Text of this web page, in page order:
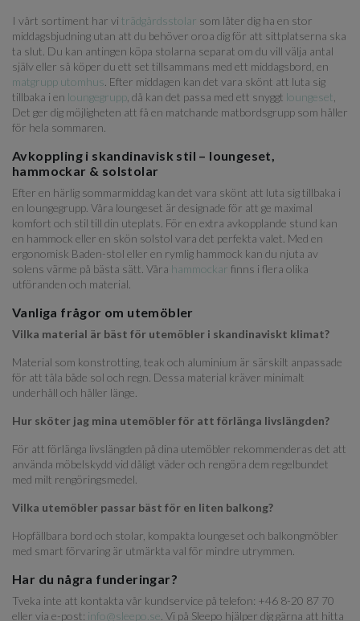
I vårt sortiment har vi trädgårdsstolar som låter dig ha en stor
middagsbjudning utan att du behöver oroa dig för att sittplatserna ska
ta slut. Du kan antingen köpa stolarna separat om du vill välja antal
själv eller så köper du ett set tillsammans med ett middagsbord, en
matgrupp utomhus . Efter middagen kan det vara skönt att luta sig
tillbaka i en loungegrupp , då kan det passa med ett snyggt loungeset
Det ger dig möjligheten att få en matchande matbordsgrupp som håller
för hela sommaren.
Avkoppling i skandinavisk stil – loungeset,
hammockar & solstolar
Efter en härlig sommarmiddag kan det vara skönt att luta sig tillbaka i
en loungegrupp. Våra loungeset är designade för att ge maximal
komfort och stil till din uteplats. För en extra avkopplande stund kan
en hammock eller en skön solstol vara det perfekta valet. Med en
ergonomisk Baden-stol eller en rymlig hammock kan du njuta av
solens värme på bästa sätt. Våra hammockar finns i flera olika
utföranden och material.
Vanliga frågor om utemöbler
Vilka material är bäst för utemöbler i skandinaviskt klimat?
Material som konstrotting, teak och aluminium är särskilt anpassade
för att tåla både sol och regn. Dessa material kräver minimalt
underhåll och håller länge.
Hur sköter jag mina utemöbler för att förlänga livslängden?
För att förlänga livslängden på dina utemöbler rekommenderas det att
använda möbelskydd vid dåligt väder och rengöra dem regelbundet
med milt rengöringsmedel.
Vilka utemöbler passar bäst för en liten balkong?
Hopfällbara bord och stolar, kompakta loungeset och balkongmöbler
med smart förvaring är utmärkta val för mindre utrymmen.
Har du några funderingar?
Tveka inte att kontakta vår kundservice på telefon: +46 8-20 87 70
eller via e-post: info@sleepo.se . Vi på Sleepo hjälper dig gärna att hitta